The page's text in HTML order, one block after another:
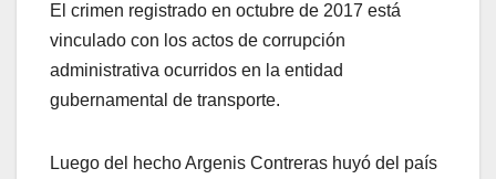
El crimen registrado en octubre de 2017 está
vinculado con los actos de corrupción
administrativa ocurridos en la entidad
gubernamental de transporte.
Luego del hecho Argenis Contreras huyó del país